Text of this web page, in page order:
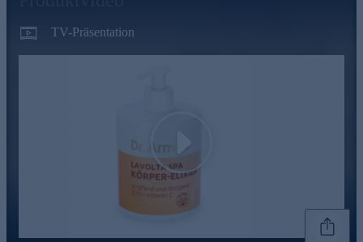
TV-Präsentation
Play